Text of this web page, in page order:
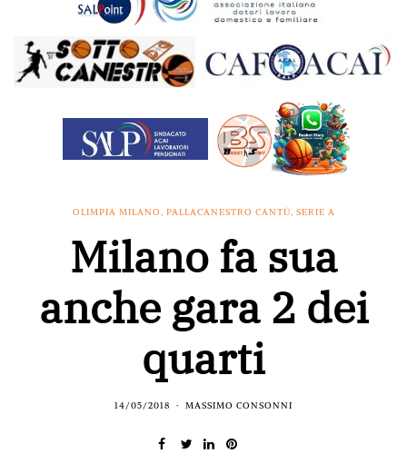
OLIMPIA MILANO, PALLACANESTRO CANTÙ, SERIE A
Milano fa sua
anche gara 2 dei
quarti
14/05/2018 MASSIMO CONSONNI